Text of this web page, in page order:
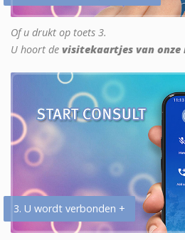
Of u drukt op toets 3.
U hoort de visitekaartjes van onze
3. U wordt verbonden +